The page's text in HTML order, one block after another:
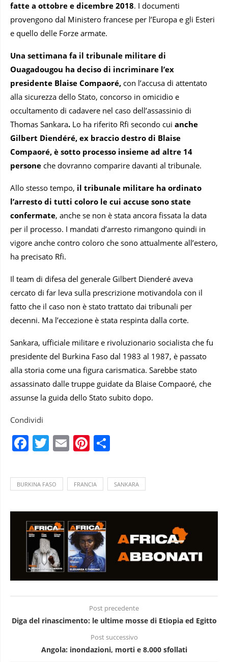
fatte a ottobre e dicembre 2018. I documenti
provengono dal Ministero francese per l’Europa e gli Esteri
e quello delle Forze armate.
Una settimana fa il tribunale militare di
Ouagadougou ha deciso di incriminare l’ex
presidente Blaise Compaoré, con l’accusa di attentato
alla sicurezza dello Stato, concorso in omicidio e
occultamento di cadavere nel caso dell’assassinio di
Thomas Sankara. Lo ha riferito Rfi secondo cui anche
Gilbert Diendéré, ex braccio destro di Blaise
Compaoré, è sotto processo insieme ad altre 14
persone che dovranno comparire davanti al tribunale.
Allo stesso tempo, il tribunale militare ha ordinato
l’arresto di tutti coloro le cui accuse sono state
confermate, anche se non è stata ancora fissata la data
per il processo. I mandati d’arresto rimangono quindi in
vigore anche contro coloro che sono attualmente all’estero,
ha precisato Rfi.
Il team di difesa del generale Gilbert Dienderé aveva
cercato di far leva sulla prescrizione motivandola con il
fatto che il caso non è stato trattato dai tribunali per
decenni. Ma l’eccezione è stata respinta dalla corte.
Sankara, ufficiale militare e rivoluzionario socialista che fu
presidente del Burkina Faso dal 1983 al 1987, è passato
alla storia come una figura carismatica. Sarebbe stato
assassinato dalle truppe guidate da Blaise Compaoré, che
assunse la guida dello Stato subito dopo.
Condividi
Facebook
Twitter
EmailPinterest
BURKINA FASO FRANCIA SANKARA
Post precedente
Diga del rinascimento: le ultime mosse di Etiopia ed Egitto
Post successivo
Angola: inondazioni, morti e 8.000 sfollati